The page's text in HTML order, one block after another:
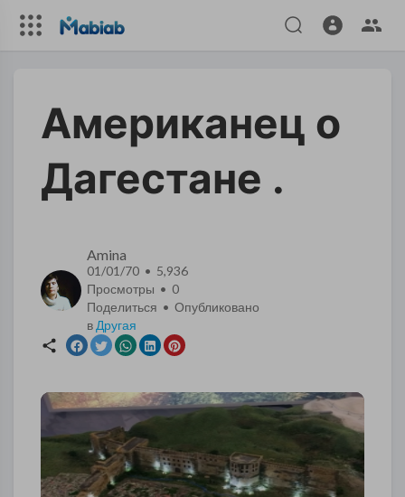
Американец о
Дагестане .
Amina
01/01/70 • 5,936
Просмотры • 0
Поделиться • Опубликовано
в Другая